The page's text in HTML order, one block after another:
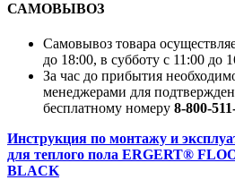
САМОВЫВОЗ
Самовывоз товара
до 18:00, в субботу с 11:00 до
За час до прибытия
менеджерами для
бесплатному номеру 8-800-
Инструкция по монтажу и
для теплого пола ERGERT®
BLACK